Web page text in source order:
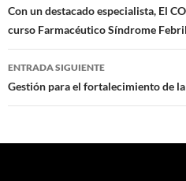
por
las
entradas
Con un destacado especialista, El
curso Farmacéutico Síndrome
ENTRADA SIGUIENTE
Gestión para el fortalecimiento de